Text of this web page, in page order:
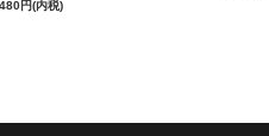
円(内税)